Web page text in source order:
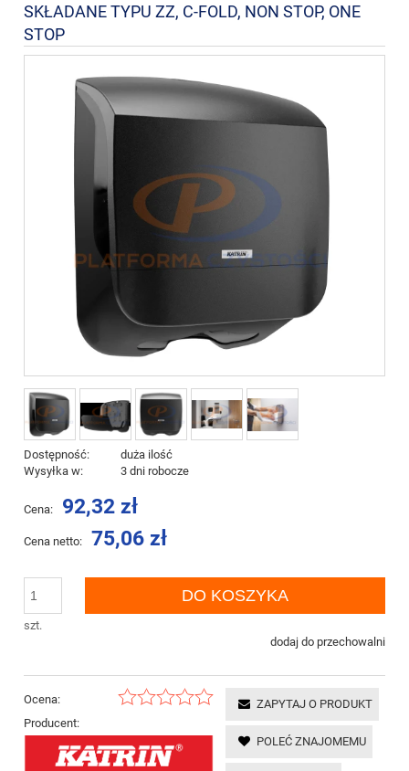
SKŁADANE TYPU ZZ, C-FOLD, NON STOP, ONE
STOP
Dostępność:
duża ilość
Wysyłka w:
3 dni robocze
Cena: 92,32 zł
Cena netto: 75,06 zł
szt.
DO KOSZYKA
dodaj do przechowalni
Ocena:
Producent:
ZAPYTAJ O PRODUKT
POLEĆ ZNAJOMEMU